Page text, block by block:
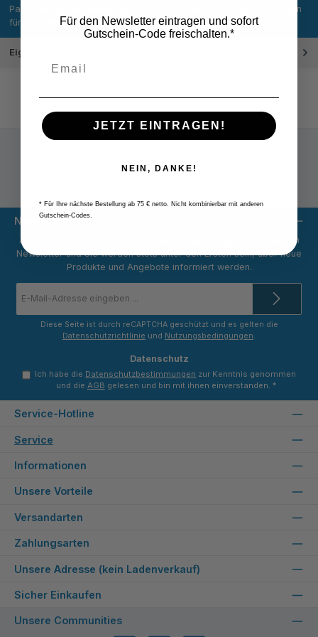
Passform für Messuhreinsätze; D=5 mm und M2,5 Gewinde sorgen
für sic…
Mehr
Eigenschaften
Newsletter
Abonnieren Sie jetzt einfach unseren regelmäßig erscheinenden
Newsletter und Sie werden stets unter den Ersten sein, über neue
Produkte und Angebote informiert werden.
Mail-
*
Diese Seite ist durch reCAPTCHA geschützt und es gelten die
Datenschutzrichtlinie und Nutzungsbedingungen.
Datenschutz
Ich habe die Datenschutzbestimmungen zur Kenntnis genommen
und die AGB gelesen und bin mit ihnen einverstanden. *
Service-Hotline
Service
Informationen
Unsere Vorteile
Versandarten
Zahlungsarten
Unsere Adresse (kein Ladenverkauf)
Sicher Einkaufen
Unsere Communities
Für den Newsletter eintragen und sofort
Gutschein-Code freischalten.*
JETZT EINTRAGEN!
NEIN, DANKE!
* Für Ihre nächste Bestellung ab 75 € netto. Nicht kombinierbar mit anderen
Gutschein-Codes.